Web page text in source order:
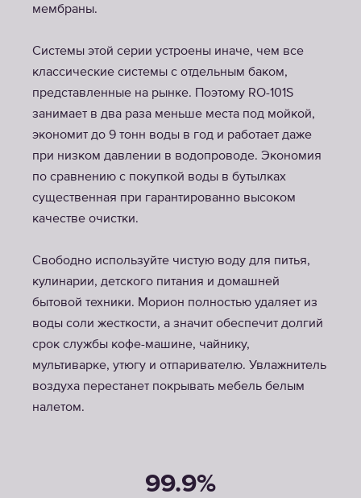
мембраны.
Системы этой серии устроены иначе, чем все
классические системы с отдельным баком,
представленные на рынке. Поэтому RO-101S
занимает в два раза меньше места под мойкой,
экономит до 9 тонн воды в год и работает даже
при низком давлении в водопроводе. Экономия
по сравнению с покупкой воды в бутылках
существенная при гарантированно высоком
качестве очистки.
Свободно используйте чистую воду для питья,
кулинарии, детского питания и домашней
бытовой техники. Морион полностью удаляет из
воды соли жесткости, а значит обеспечит долгий
срок службы кофе-машине, чайнику,
мультиварке, утюгу и отпаривателю. Увлажнитель
воздуха перестанет покрывать мебель белым
налетом.
99.9%